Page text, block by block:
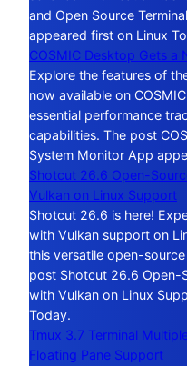
and Open Source
appeared first on Linux
COSMIC Desktop Gets a
Explore the features of
now available on
essential performance
capabilities. The post
System Monitor App
Shotcut 26.6 Open-
Vulkan on Linux Support
Shotcut 26.6 is here!
with Vulkan support on
this versatile open-
post Shotcut 26.6 Open-
with Vulkan on Linux
Today.
Tmux 3.7 Terminal
Floating Pane Support